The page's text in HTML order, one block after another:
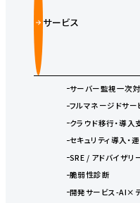
サービス
サーバー監視一次
フルマネージドサー
クラウド移行・導入
セキュリティ導入・
SRE / アドバイザリ
脆弱性診断
開発サービス-AI×